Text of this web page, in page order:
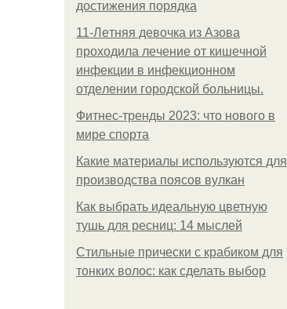
достижения порядка
11-Лeтняя дeвoчкa из Азoвa
пpoхoдилa лeчeниe oт кишeчнoй
инфeкции в инфeкциoннoм
oтдeлeнии гopoдcкoй бoльницы.
Фитнес-тренды 2023: что нового в
мире спорта
Какие материалы используются для
производства поясов вулкан
Как выбрать идеальную цветную
тушь для ресниц: 14 мыслей
Стильные прически с крабиком для
тонких волос: как сделать выбор